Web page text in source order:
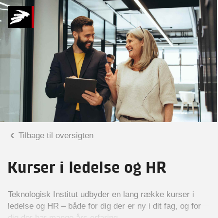
Tilbage til oversigten
Kurser i ledelse og HR
Teknologisk Institut udbyder en lang række kurser i
ledelse og HR – både for dig der er ny i dit fag, og for